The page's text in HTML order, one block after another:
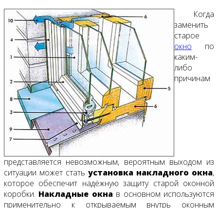
Когда
заменить
старое
окно по
каким-
либо
причинам
представляется невозможным, вероятным выходом из
ситуации может стать установка накладного окна,
которое обеспечит надёжную защиту старой оконной
коробки. Накладные окнав основном используются
применительно к открываемым внутрь оконным